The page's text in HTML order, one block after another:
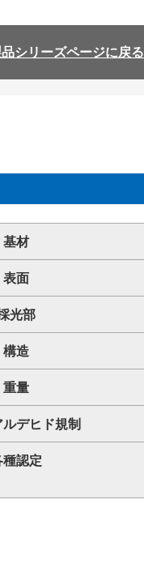
シリーズページに戻る
基材
表面
光部
構造
重量
デヒド規制
種認定